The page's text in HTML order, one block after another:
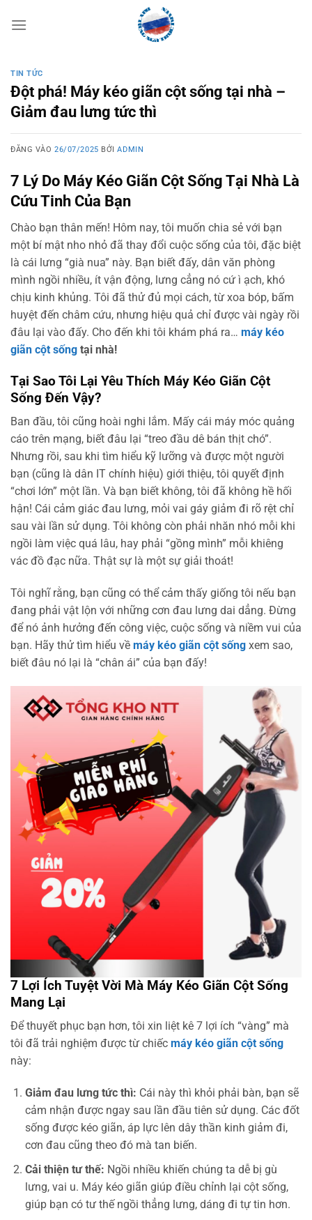
qua
TIN TỨC
Đột phá! Máy kéo giãn cột sống tại nhà –
Giảm đau lưng tức thì
ĐĂNG VÀO26/07/2025 BỞIADMIN
7 Lý Do Máy Kéo Giãn Cột Sống Tại Nhà Là
Cứu Tinh Của Bạn
Chào bạn thân mến! Hôm nay, tôi muốn chia sẻ với bạn
một bí mật nho nhỏ đã thay đổi cuộc sống của tôi, đặc biệt
là cái lưng “già nua” này. Bạn biết đấy, dân văn phòng
mình ngồi nhiều, ít vận động, lưng cẳng nó cứ ì ạch, khó
chịu kinh khủng. Tôi đã thử đủ mọi cách, từ xoa bóp, bấm
huyệt đến châm cứu, nhưng hiệu quả chỉ được vài ngày rồi
đâu lại vào đấy. Cho đến khi tôi khám phá ra… máy kéo
giãn cột sống tại nhà!
Tại Sao Tôi Lại Yêu Thích Máy Kéo Giãn Cột
Sống Đến Vậy?
Ban đầu, tôi cũng hoài nghi lắm. Mấy cái máy móc quảng
cáo trên mạng, biết đâu lại “treo đầu dê bán thịt chó”.
Nhưng rồi, sau khi tìm hiểu kỹ lưỡng và được một người
bạn (cũng là dân IT chính hiệu) giới thiệu, tôi quyết định
“chơi lớn” một lần. Và bạn biết không, tôi đã không hề hối
hận! Cái cảm giác đau lưng, mỏi vai gáy giảm đi rõ rệt chỉ
sau vài lần sử dụng. Tôi không còn phải nhăn nhó mỗi khi
ngồi làm việc quá lâu, hay phải “gồng mình” mỗi khiêng
vác đồ đạc nữa. Thật sự là một sự giải thoát!
Tôi nghĩ rằng, bạn cũng có thể cảm thấy giống tôi nếu bạn
đang phải vật lộn với những cơn đau lưng dai dẳng. Đừng
để nó ảnh hưởng đến công việc, cuộc sống và niềm vui của
bạn. Hãy thử tìm hiểu về máy kéo giãn cột sống xem sao,
biết đâu nó lại là “chân ái” của bạn đấy!
7 Lợi Ích Tuyệt Vời Mà Máy Kéo Giãn Cột Sống
Mang Lại
Để thuyết phục bạn hơn, tôi xin liệt kê 7 lợi ích “vàng” mà
tôi đã trải nghiệm được từ chiếc máy kéo giãn cột sống
này:
Giảm đau lưng tức thì: Cái này thì khỏi phải bàn, bạn sẽ
cảm nhận được ngay sau lần đầu tiên sử dụng. Các đốt
sống được kéo giãn, áp lực lên dây thần kinh giảm đi,
cơn đau cũng theo đó mà tan biến.
Cải thiện tư thế: Ngồi nhiều khiến chúng ta dễ bị gù
lưng, vai u. Máy kéo giãn giúp điều chỉnh lại cột sống,
giúp bạn có tư thế ngồi thẳng lưng, dáng đi tự tin hơn.